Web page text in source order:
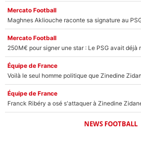
Mercato Football
Mercato Football
Équipe de France
Équipe de France
NEWS FOOTBALL